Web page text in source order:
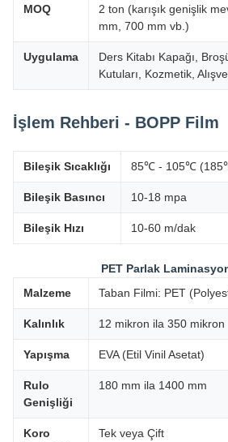
MOQ
2 ton (karışık genişlik
mm, 700 mm vb.)
Uygulama
Ders Kitabı Kapağı,
Kutuları, Kozmetik,
İşlem Rehberi - BOPP Film
Bileşik Sıcaklığı 85℃ - 105℃
Bileşik Basıncı 10-18 mpa
Bileşik Hızı 10-60 m/dak
PET Parlak
Malzeme
Taban Filmi: PET
Kalınlık 12 mikron ila 350 mikron
Yapışma EVA (Etil Vinil Asetat)
Rulo
Genişliği
180 mm ila 1400 mm
Koro
Tek veya Çift